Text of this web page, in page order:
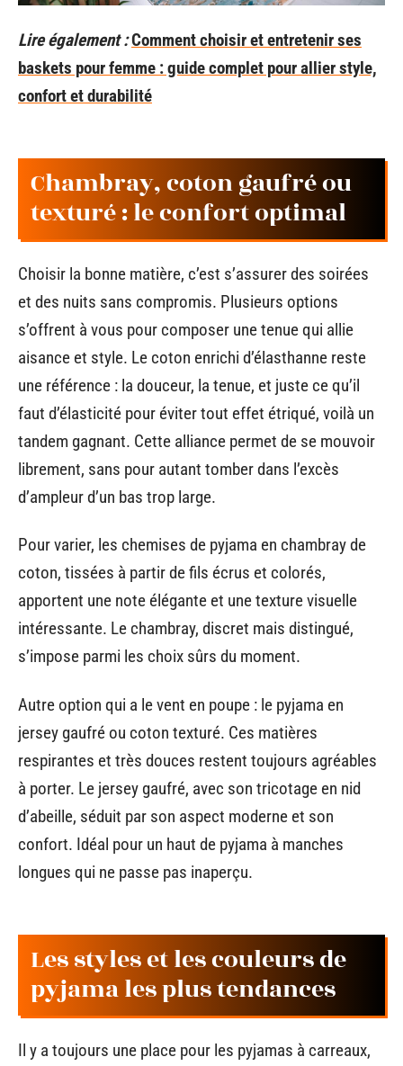
Lire également :Comment choisir et entretenir ses
baskets pour femme : guide complet pour allier style,
confort et durabilité
Chambray, coton gaufré ou
texturé : le confort optimal
Choisir la bonne matière, c’est s’assurer des soirées
et des nuits sans compromis. Plusieurs options
s’offrent à vous pour composer une tenue qui allie
aisance et style. Le coton enrichi d’élasthanne reste
une référence : la douceur, la tenue, et juste ce qu’il
faut d’élasticité pour éviter tout effet étriqué, voilà un
tandem gagnant. Cette alliance permet de se mouvoir
librement, sans pour autant tomber dans l’excès
d’ampleur d’un bas trop large.
Pour varier, les chemises de pyjama en chambray de
coton, tissées à partir de fils écrus et colorés,
apportent une note élégante et une texture visuelle
intéressante. Le chambray, discret mais distingué,
s’impose parmi les choix sûrs du moment.
Autre option qui a le vent en poupe : le pyjama en
jersey gaufré ou coton texturé. Ces matières
respirantes et très douces restent toujours agréables
à porter. Le jersey gaufré, avec son tricotage en nid
d’abeille, séduit par son aspect moderne et son
confort. Idéal pour un haut de pyjama à manches
longues qui ne passe pas inaperçu.
Les styles et les couleurs de
pyjama les plus tendances
Il y a toujours une place pour les pyjamas à carreaux,